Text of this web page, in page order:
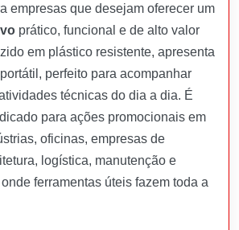
empresas que desejam oferecer um
prático, funcional e de alto valor
em plástico resistente, apresenta
perfeito para acompanhar
técnicas do dia a dia. É
para ações promocionais em
oficinas, empresas de
logística, manutenção e
ferramentas úteis fazem toda a